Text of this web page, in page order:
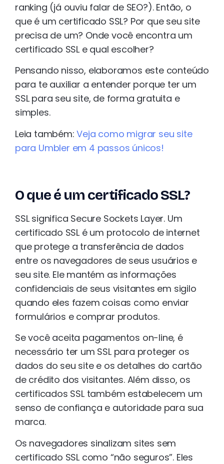
ranking (já ouviu falar de SEO?). Então, o
que é um certificado SSL? Por que seu site
precisa de um? Onde você encontra um
certificado SSL e qual escolher?
Pensando nisso, elaboramos este conteúdo
para te auxiliar a entender porque ter um
SSL para seu site, de forma gratuita e
simples.
Leia também:Veja como migrar seu site
para Umbler em 4 passos únicos!
O que é um certificado SSL?
SSL significa Secure Sockets Layer. Um
certificado SSL é um protocolo de internet
que protege a transferência de dados
entre os navegadores de seus usuários e
seu site. Ele mantém as informações
confidenciais de seus visitantes em sigilo
quando eles fazem coisas como enviar
formulários e comprar produtos.
Se você aceita pagamentos on-line, é
necessário ter um SSL para proteger os
dados do seu site e os detalhes do cartão
de crédito dos visitantes. Além disso, os
certificados SSL também estabelecem um
senso de confiança e autoridade para sua
marca.
Os navegadores sinalizam sites sem
certificado SSL como “não seguros”. Eles